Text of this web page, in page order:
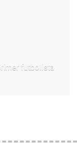
futbolista